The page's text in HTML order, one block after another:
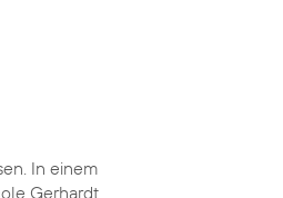
In einem
Gerhardt